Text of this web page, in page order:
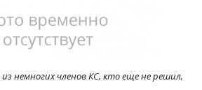
немногих членов КС, кто еще не решил,